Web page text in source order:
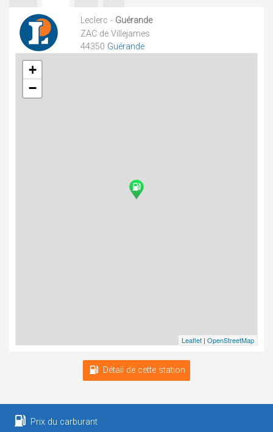
Leclerc - Guérande
ZAC de Villejames
44350 Guérande
+
−
Leaflet | OpenStreetMap
Détail de cette station
Prix du carburant